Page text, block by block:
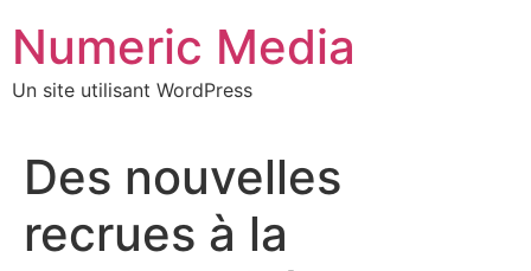
contenu
Numeric Media
Un site utilisant WordPress
Des nouvelles
recrues à la